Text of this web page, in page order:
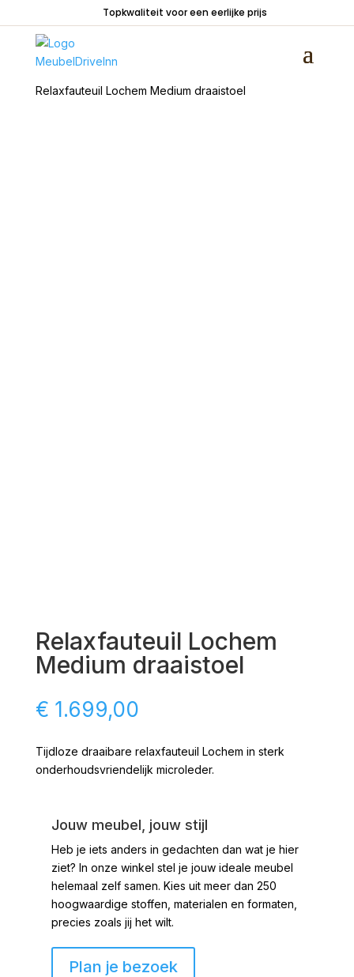
Topkwaliteit voor een eerlijke prijs
Relaxfauteuil Lochem Medium draaistoel
Relaxfauteuil Lochem
Medium draaistoel
€ 1.699,00
Tijdloze draaibare relaxfauteuil Lochem in sterk
onderhoudsvriendelijk microleder.
Jouw meubel, jouw stijl
Heb je iets anders in gedachten dan wat je hier
ziet? In onze winkel stel je jouw ideale meubel
helemaal zelf samen. Kies uit meer dan 250
hoogwaardige stoffen, materialen en formaten,
precies zoals jij het wilt.
Plan je bezoek